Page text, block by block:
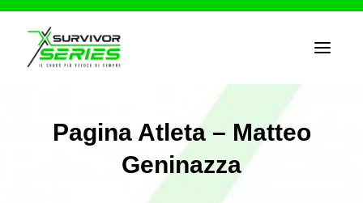
T
Pagina Atleta – Matteo
Geninazza